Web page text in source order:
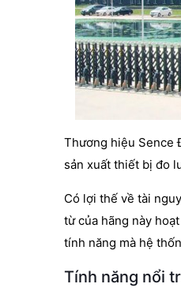
Thương hiệu Sence
sản xuất thiết bị đo
Có lợi thế về tài
từ của hãng này
tính năng mà hệ
Tính năng nổi